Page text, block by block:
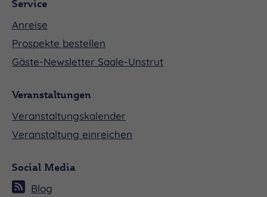
Service
Anreise
Prospekte bestellen
Gäste-Newsletter Saale-Unstrut
Veranstaltungen
Veranstaltungskalender
Veranstaltung einreichen
Social Media
Blog